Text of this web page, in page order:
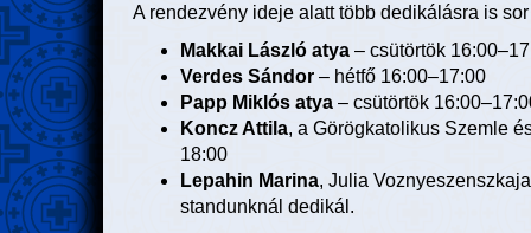
A rendezvény ideje alatt több dedikálásra is
Makkai László atya – csütörtök
Verdes Sándor – hétfő 16:00–17:00
Papp Miklós atya – csütörtök
Koncz Attila, a Görögkatolikus Szemle
18:00
Lepahin Marina, Julia
standunknál dedikál.